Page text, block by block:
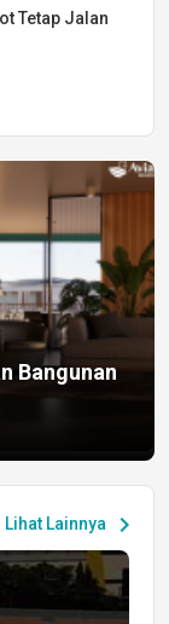
Tetap Jalan
Bangunan
Lihat Lainnya chevron_right